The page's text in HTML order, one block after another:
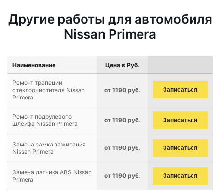
Другие работы для автомобиля
Nissan Primera
Наименование Цена в Руб.
Ремонт трапеции
стеклоочистителя Nissan
Primera
от 1190 руб. Записаться
Ремонт подрулевого
шлейфа Nissan Primera
от 1190 руб. Записаться
Замена замка зажигания
Nissan Primera
от 1190 руб. Записаться
Замена датчика ABS Nissan
Primera
от 1190 руб. Записаться